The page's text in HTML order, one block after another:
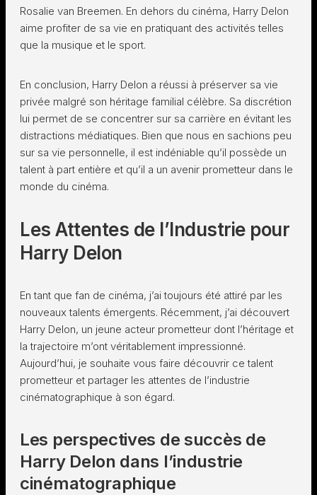
Rosalie van Breemen. En dehors du cinéma, Harry Delon
aime profiter de sa vie en pratiquant des activités telles
que la musique et le sport.
En conclusion, Harry Delon a réussi à préserver sa vie
privée malgré son héritage familial célèbre. Sa discrétion
lui permet de se concentrer sur sa carrière en évitant les
distractions médiatiques. Bien que nous en sachions peu
sur sa vie personnelle, il est indéniable qu’il possède un
talent à part entière et qu’il a un avenir prometteur dans le
monde du cinéma.
Les Attentes de l’Industrie pour
Harry Delon
En tant que fan de cinéma, j’ai toujours été attiré par les
nouveaux talents émergents. Récemment, j’ai découvert
Harry Delon, un jeune acteur prometteur dont l’héritage et
la trajectoire m’ont véritablement impressionné.
Aujourd’hui, je souhaite vous faire découvrir ce talent
prometteur et partager les attentes de l’industrie
cinématographique à son égard.
Les perspectives de succès de
Harry Delon dans l’industrie
cinématographique